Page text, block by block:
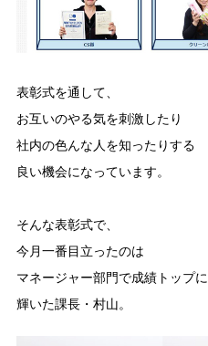
表彰式を通して、
お互いのやる気を刺激したり
社内の色んな人を知ったりする
良い機会になっています。
そんな表彰式で、
今月一番目立ったのは
マネージャー部門で成績トップに
輝いた課長・村山。